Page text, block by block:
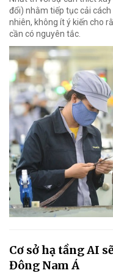
đổi) nhằm tiếp tục cải
nhiên, không ít ý kiến cho
cần có nguyên tắc.
Cơ sở hạ tầng AI
Đông Nam Á